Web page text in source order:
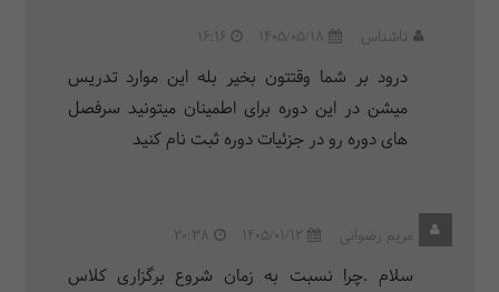
ناشناس 1405/05/18
16:16
درود بر شما وقتتون بخیر بله این موارد تدریس
میشن در این دوره برای اطمینان میتونید سرفصل
های دوره رو در جزئیات دوره ثبت نام کنید
مریم رضوانی 1405/01/12
20:38
سلام .چرا نسبت به زمان شروع برگزاری کلاس